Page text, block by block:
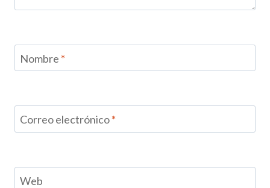
Nombre *
Correo electrónico*
Web